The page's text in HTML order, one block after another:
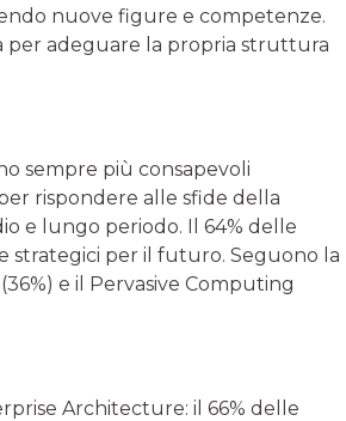
nuove figure e competenze.
per adeguare la propria struttura
sempre più consapevoli
rispondere alle sfide della
e lungo periodo. Il 64% delle
strategici per il futuro. Seguono la
e il Pervasive Computing
Architecture: il 66% delle